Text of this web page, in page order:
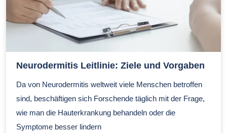
Neurodermitis Leitlinie: Ziele und Vorgaben
Da von Neurodermitis weltweit viele Menschen betroffen
sind, beschäftigen sich Forschende täglich mit der Frage,
wie man die Hauterkrankung behandeln oder die
Symptome besser lindern